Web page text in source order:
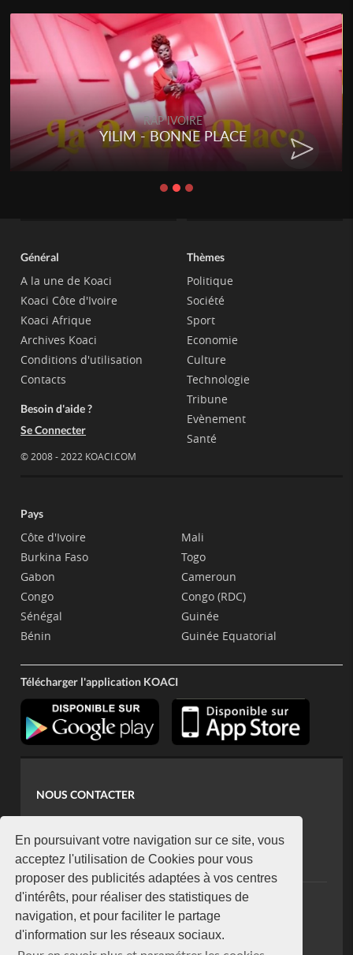
En poursuivant votre navigation sur ce site, vous
acceptez l'utilisation de Cookies pour vous
proposer des publicités adaptées à vos centres
d'intérêts, pour réaliser des statistiques de
navigation, et pour faciliter le partage
d'information sur les réseaux sociaux.
RAP IVOIRE
YILIM - BONNE PLACE
Général
A la une de Koaci
Koaci Côte d'Ivoire
Koaci Afrique
Archives Koaci
Conditions d'utilisation
Contacts
Besoin d'aide ?
Se Connecter
© 2008 - 2022 KOACI.COM
Thèmes
Politique
Société
Sport
Economie
Culture
Technologie
Tribune
Evènement
Santé
Pays
Côte d'Ivoire
Burkina Faso
Gabon
Congo
Sénégal
Bénin
Mali
Togo
Cameroun
Congo (RDC)
Guinée
Guinée Equatorial
Télécharger l'application KOACI
NOUS CONTACTER
koaci@yahoo.fr
+225 07 08 85 52 93
NEWSLETTER
Restez connecté via notre newsletter
S'abonner